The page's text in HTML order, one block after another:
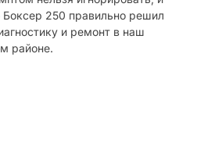
250 правильно решил
и ремонт в наш
районе.